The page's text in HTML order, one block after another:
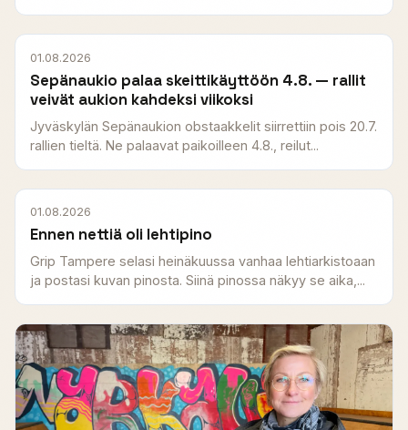
01.08.2026
Sepänaukio palaa skeittikäyttöön 4.8. — rallit
veivät aukion kahdeksi viikoksi
Jyväskylän Sepänaukion obstaakkelit siirrettiin pois 20.7.
rallien tieltä. Ne palaavat paikoilleen 4.8., reilut...
01.08.2026
Ennen nettiä oli lehtipino
Grip Tampere selasi heinäkuussa vanhaa lehtiarkistoaan
ja postasi kuvan pinosta. Siinä pinossa näkyy se aika,...